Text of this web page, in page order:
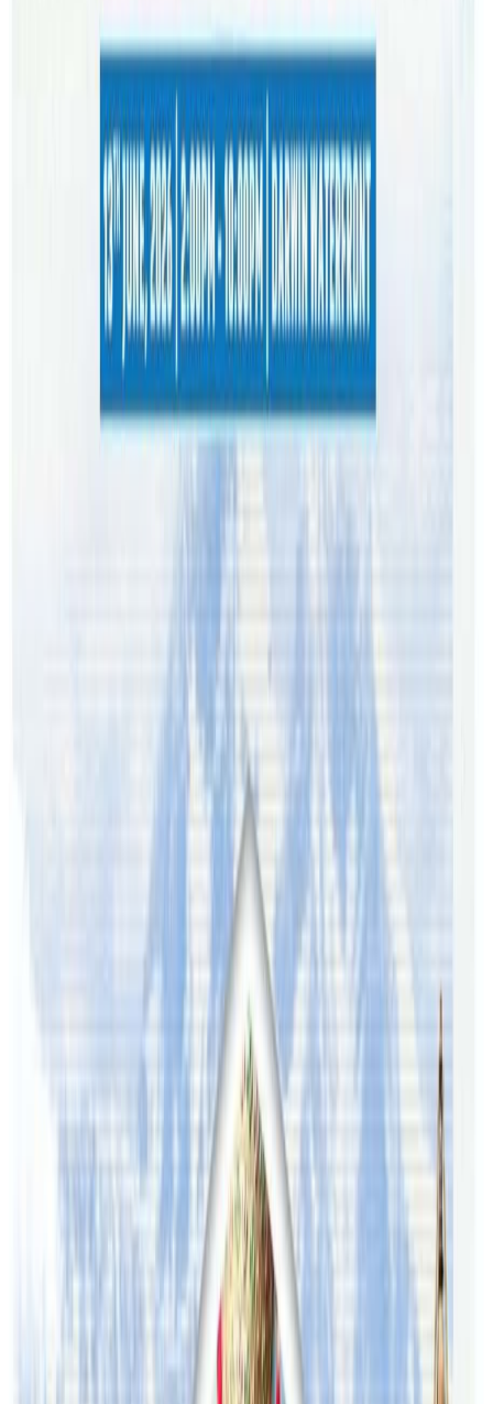
आकासिएको छ । संयोजक बिनोद आचार्यका अनुसार आफ्नो
सम्पर्कमा रहेका १२ घर परिवारलाई कोभिड पुष्टी भएको छ ।
तास्मानियामा बसोबास गर्ने तथा नेपाली डाक्टरहरुको संख्या एम्डाकी
प्रतिनिधी पुनम पन्तले तास्मानियामा नेपालीको घर घरमै कोभिड
देखिएको बताउनुभयो । एम्डासंग कोभिड संक्रमितको एकिन तथ्यांक
नभएपनि कोभिडकै कारण समस्यामा परेकाहरुलाई सहयोग गर्न तयार
रहेको पन्तले जानकारी दिनुभयो ।
एन्टिजन किट पाउन समस्या
संक्रमित भएर वा क्लोज कन्ट्याकमा परेर आइसोलेसन र क्वारेन्टिनमा
बसेका नेपालीहरुले र्यापिड एन्टिजन टेष्ट किट नपाएर समस्या
एनआरएनए अष्ट्रेलियाले कोभिड संक्रमित नेपालीको संख्या एकिन गर्न
एक महिना अघि अध्यक्ष नन्द गुरुङको संयोजनमा पोष्ट प्याण्डामिक
रिकभरी कमिटी बनाएको छ । कमिटीले केही दिनभित्रै आफ्ना १५
हजार बढी सदस्यलाईमा प्रश्नवली पठाएर कोभिड संक्रमण बारे तथ्याकं
संकलन गर्नुपर्ने थियो । कमिटीले प्रश्नपत्र बनाउन विज्ञहरुलाई
डिसेम्बरको पहिलो हप्ता नै जिम्मेवारी दिएको थियो ।
तर, हालसम्म विज्ञहरुले प्रश्नवलीतयार नपारेकाले तथ्यांक संकलन गर्न
ढिलाई भएको एनआरएनए अष्ट्रेलियाका महासचिव राजु अधिकारीले
नेपालट्युबलाई जानकारी दिनुभयो । आफ्नै १५ हजार सदस्यहरुसंग
डाटा संकलन गर्दा पनि अष्ट्रेलियाको नेपाली समाजमा कोभिडको
प्रभाव बारे एउटा चित्र आकलन गर्न सकिन्थ्यो अधिकारीले भन्नुभयो
तर, हाम्रँ विज्ञहरुले अहिलेसम्म प्रश्नवली बनाउनै ढिला गरिरहनु भएको
छ । प्रश्नावली बन्ने बित्तिकै हामी इमेल मार्फत हाम्रो सदस्यहरुसंग
विवरण संकलन गर्नेछौ अधिकारीले भन्नुभयो । एउटा ठोस तथ्याकं
भएपछि सरकारसंग पनि नेपाली समुदायका लागि कोभिड राहत
प्याकेज माग्न सजिलो हुने अधिकारीको बुझाई छ ।
यस वेवसाइटमा प्रकाशित समाचार, विचार र लेखबारे तपाईंको कुनै
प्रतिक्रिया, गुनासो, सुझाव र सल्लाह छन् भने कृपया हामीलाई निम्न ईमेलमा